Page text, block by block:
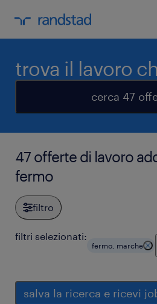
trova il lavoro
cerca 47
47 offerte di lavoro
fermo
filtro
filtri selezionati:
fermo, marche
salva la ricerca e ricevi